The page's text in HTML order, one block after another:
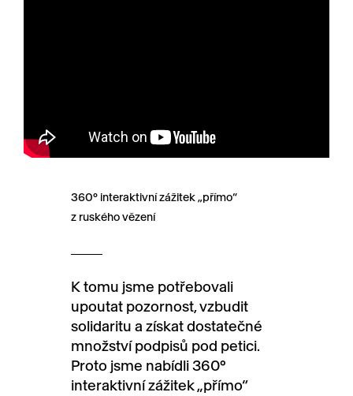
360° interaktivní zážitek „přímo“
z ruského vězení
K tomu jsme potřebovali
upoutat pozornost, vzbudit
solidaritu a získat dostatečné
množství podpisů pod petici.
Proto jsme nabídli 360°
interaktivní zážitek „přímo“